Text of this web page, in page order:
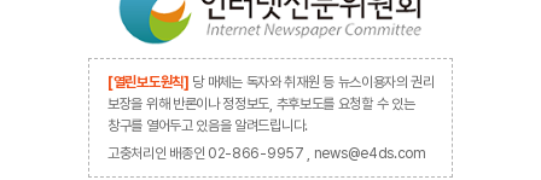
[열린보도원칙] 당 매체는 독자와 취재원 등 뉴스이용자의 권리
보장을 위해 반론이나 정정보도, 추후보도를 요청할 수 있는
창구를 열어두고 있음을 알려드립니다.
고충처리인 배종인 02-866-9957 , news@e4ds.com